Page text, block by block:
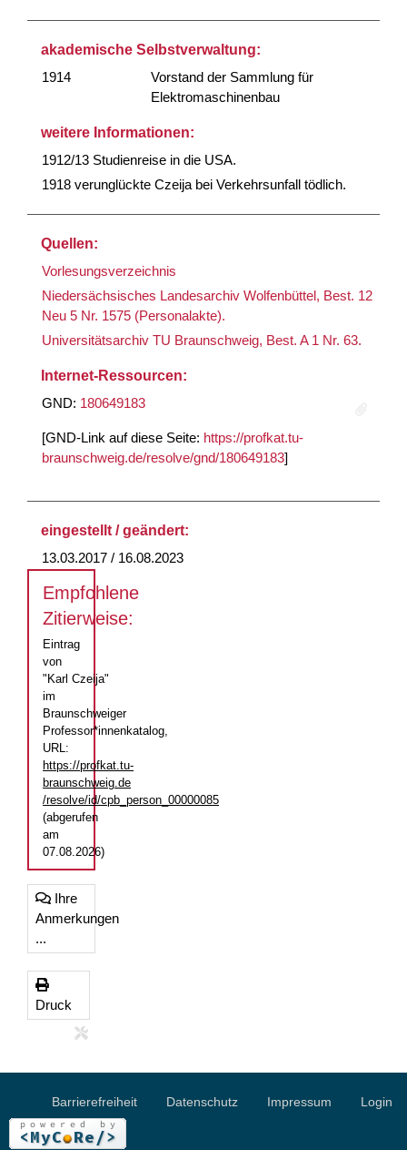
akademische Selbstverwaltung:
1914
Vorstand der Sammlung für
Elektromaschinenbau
weitere Informationen:
1912/13 Studienreise in die USA.
1918 verunglückte Czeija bei Verkehrsunfall tödlich.
Quellen:
Vorlesungsverzeichnis
Niedersächsisches Landesarchiv Wolfenbüttel, Best. 12
Neu 5 Nr. 1575 (Personalakte).
Universitätsarchiv TU Braunschweig, Best. A 1 Nr. 63.
Internet-Ressourcen:
GND: 180649183
[GND-Link auf diese Seite: https://profkat.tu-
braunschweig.de/resolve/gnd/180649183]
eingestellt / geändert:
13.03.2017 / 16.08.2023
Empfohlene
Zitierweise:
Eintrag
von
"Karl Czeija"
im
Braunschweiger
Professor*innenkatalog,
URL:
https://profkat.tu-
braunschweig.de
/resolve/id/cpb_person_00000085
(abgerufen
am
07.08.2026)
Ihre
Anmerkungen
...
Druck
Barrierefreiheit Datenschutz Impressum Login